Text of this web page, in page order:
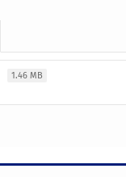
1.46 MB